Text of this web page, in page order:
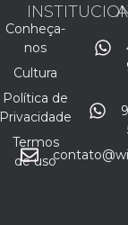
Conheça-
nos
Cultura
Política de
Privacidade
Termos
de uso